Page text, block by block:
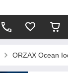
ORZAX Ocean